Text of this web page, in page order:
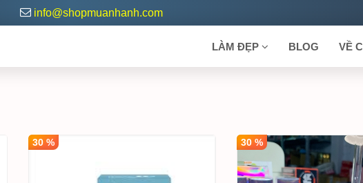
info@shopmuanhanh.com
LÀM ĐẸP BLOG VỀ
30 % 30 %